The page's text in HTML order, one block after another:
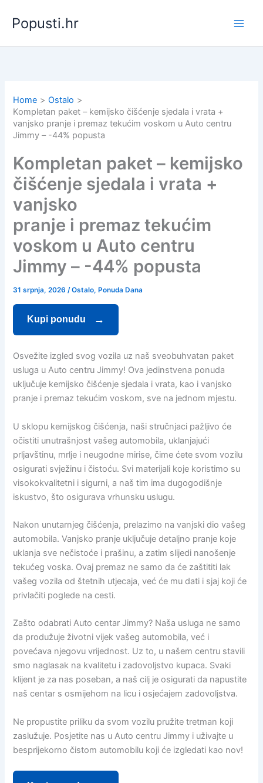
content
Popusti.hr
Home
Ostalo
Kompletan paket – kemijsko čišćenje sjedala i vrata +
vanjsko pranje i premaz tekućim voskom u Auto centru
Jimmy – -44% popusta
Kompletan paket – kemijsko
čišćenje sjedala i vrata +
vanjsko
pranje i premaz tekućim
voskom u Auto centru
Jimmy – -44% popusta
31 srpnja, 2026/Ostalo, Ponuda Dana
Kupi ponudu
Osvežite izgled svog vozila uz naš sveobuhvatan paket
usluga u Auto centru Jimmy! Ova jedinstvena ponuda
uključuje kemijsko čišćenje sjedala i vrata, kao i vanjsko
pranje i premaz tekućim voskom, sve na jednom mjestu.
U sklopu kemijskog čišćenja, naši stručnjaci pažljivo će
očistiti unutrašnjost vašeg automobila, uklanjajući
prljavštinu, mrlje i neugodne mirise, čime ćete svom vozilu
osigurati svježinu i čistoću. Svi materijali koje koristimo su
visokokvalitetni i sigurni, a naš tim ima dugogodišnje
iskustvo, što osigurava vrhunsku uslugu.
Nakon unutarnjeg čišćenja, prelazimo na vanjski dio vašeg
automobila. Vanjsko pranje uključuje detaljno pranje koje
uklanja sve nečistoće i prašinu, a zatim slijedi nanošenje
tekućeg voska. Ovaj premaz ne samo da će zaštititi lak
vašeg vozila od štetnih utjecaja, već će mu dati i sjaj koji će
privlačiti poglede na cesti.
Zašto odabrati Auto centar Jimmy? Naša usluga ne samo
da produžuje životni vijek vašeg automobila, već i
povećava njegovu vrijednost. Uz to, u našem centru stavili
smo naglasak na kvalitetu i zadovoljstvo kupaca. Svaki
klijent je za nas poseban, a naš cilj je osigurati da napustite
naš centar s osmijehom na licu i osjećajem zadovoljstva.
Ne propustite priliku da svom vozilu pružite tretman koji
zaslužuje. Posjetite nas u Auto centru Jimmy i uživajte u
besprijekorno čistom automobilu koji će izgledati kao nov!